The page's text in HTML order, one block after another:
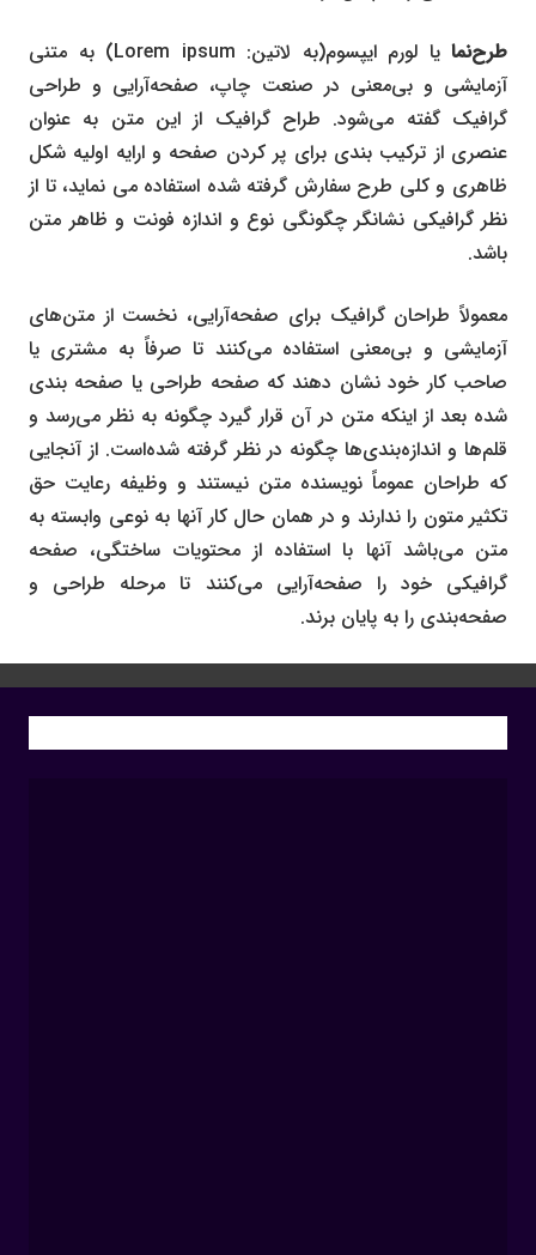
طرح‌نما یا لورم ایپسوم(به لاتین: Lorem ipsum) به متنی
آزمایشی و بی‌معنی در صنعت چاپ، صفحه‌آرایی و طراحی
گرافیک گفته می‌شود. طراح گرافیک از این متن به عنوان
عنصری از ترکیب بندی برای پر کردن صفحه و ارایه اولیه شکل
ظاهری و کلی طرح سفارش گرفته شده استفاده می نماید، تا از
نظر گرافیکی نشانگر چگونگی نوع و اندازه فونت و ظاهر متن
باشد.
معمولاً طراحان گرافیک برای صفحه‌آرایی، نخست از متن‌های
آزمایشی و بی‌معنی استفاده می‌کنند تا صرفاً به مشتری یا
صاحب کار خود نشان دهند که صفحه طراحی یا صفحه بندی
شده بعد از اینکه متن در آن قرار گیرد چگونه به نظر می‌رسد و
قلم‌ها و اندازه‌بندی‌ها چگونه در نظر گرفته شده‌است. از آنجایی
که طراحان عموماً نویسنده متن نیستند و وظیفه رعایت حق
تکثیر متون را ندارند و در همان حال کار آنها به نوعی وابسته به
متن می‌باشد آنها با استفاده از محتویات ساختگی، صفحه
گرافیکی خود را صفحه‌آرایی می‌کنند تا مرحله طراحی و
صفحه‌بندی را به پایان برند.